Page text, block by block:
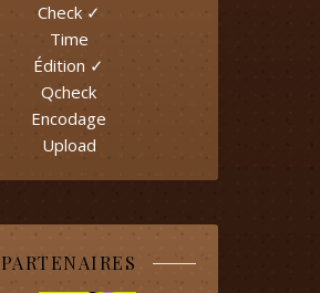
Check ✓
Time
Édition ✓
Qcheck
Encodage
Upload
PARTENAIRES